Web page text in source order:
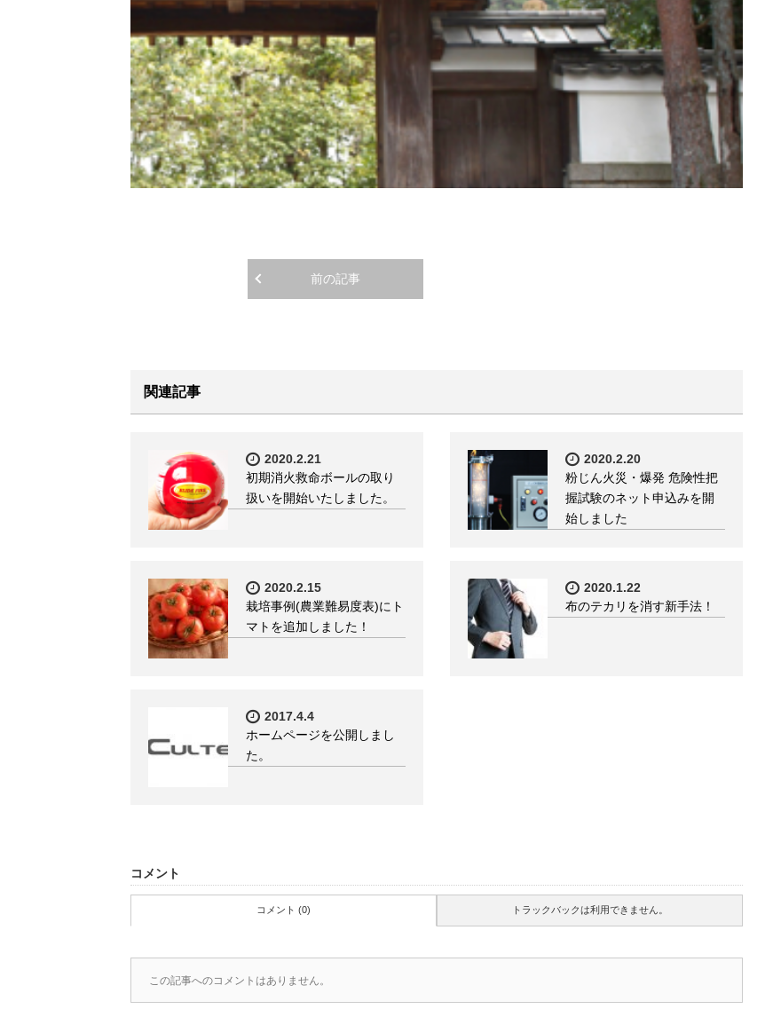
前の記事
関連記事
2020.2.21
初期消火救命ボールの取り
扱いを開始いたしました。
2020.2.20
粉じん火災・爆発 危険性把
握試験のネット申込みを開
始しました
2020.2.15
栽培事例(農業難易度表)にト
マトを追加しました！
2020.1.22
布のテカリを消す新手法！
2017.4.4
ホームページを公開しまし
た。
コメント
コメント (0) トラックバックは利用できません。
この記事へのコメントはありません。